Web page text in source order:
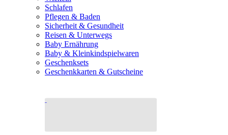
Schlafen
Pflegen & Baden
Sicherheit & Gesundheit
Reisen & Unterwegs
Baby Ernährung
Baby & Kleinkindspielwaren
Geschenksets
Geschenkkarten & Gutscheine